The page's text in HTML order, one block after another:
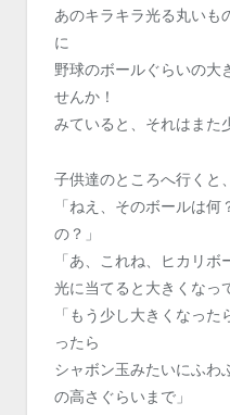
あのキラキラ光る丸いも
に
野球のボールぐらいの大
せんか！
みていると、それはまた
子供達のところへ行くと
「ねえ、そのボールは
の？」
「あ、これね、ヒカリ
光に当てると大きくなっ
「もう少し大きくなっ
ったら
シャボン玉みたいにふわ
の高さぐらいまで」